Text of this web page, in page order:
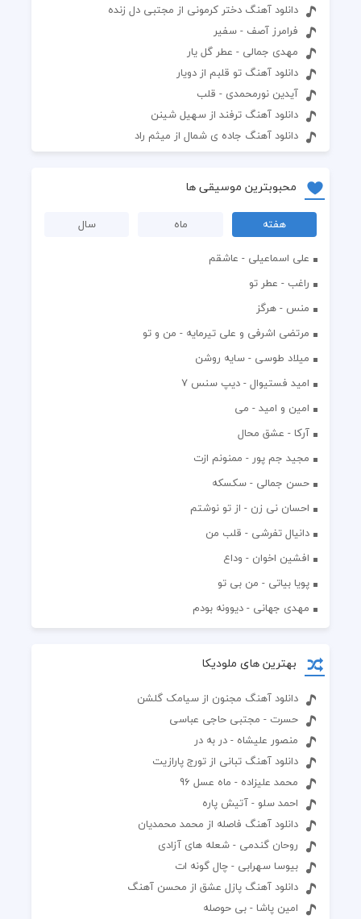
دانلود آهنگ دختر کرمونی از مجتبی دل زنده
فرامرز آصف - سفیر
مهدی جمالی - عطر گل یار
دانلود آهنگ تو قلبم از دویار
آیدین نورمحمدی - قلب
دانلود آهنگ ترفند از سهیل شینن
دانلود آهنگ جاده ی شمال از میثم راد
محبوبترین موسیقی ها
هفته ماه
سال
علی اسماعیلی - عاشقم
راغب - عطر تو
منس - هرگز
مرتضی اشرفی و علی تیرمایه - من و تو
میلاد طوسی - سایه روشن
اميد فستيوال - ديپ سنس ۷
امین و امید - می
آرکا - عشق محال
مجید جم پور - ممنونم ازت
حسن جمالی - سکسکه
احسان نی زن - از تو نوشتم
دانیال تفرشی - قلب من
افشين اخوان - وداع
پویا بیاتی - من بی تو
مهدی جهانی - دیوونه بودم
بهترین های ملودیکا
دانلود آهنگ مجنون از سیامک گلشن
حسرت - مجتبی حاجی عباسی
منصور علیشاه - در به در
دانلود آهنگ تبانی از تورج پارازیت
محمد علیزاده - ماه عسل 96
احمد سلو - آتیش پاره
دانلود آهنگ فاصله از محمد محمدیان
روحان گندمی - شعله های آزادی
بیوسا سهرابی - چال گونه ات
دانلود آهنگ پازل عشق از محسن آهنگ
امین پاشا - بی حوصله